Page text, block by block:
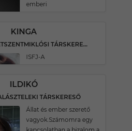
emberi
KINGA
43 ÉVES SZIGETSZENTMIKLÓSI TÁRSKERESŐ
ISFJ-A
ILDIKÓ
TÁRSKERESŐ
Állat és ember szerető
vagyok.Számomra egy